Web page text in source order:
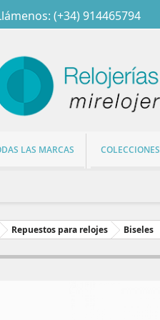
(+34) 914465794
LAS MARCAS COLECCIONES
Repuestos para relojes Biseles